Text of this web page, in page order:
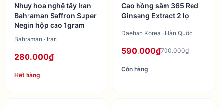
Nhụy hoa nghệ tây Iran
Bahraman Saffron Super
Negin hộp cao 1gram
Bahraman · Iran
280.000₫
Hết hàng
Cao hồng sâm 365 Red
Ginseng Extract 2 lọ
Daehan Korea · Hàn Quốc
590.000₫700.000₫
Còn hàng